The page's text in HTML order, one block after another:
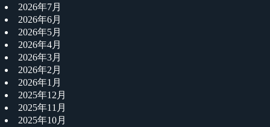
2026年7月
2026年6月
2026年5月
2026年4月
2026年3月
2026年2月
2026年1月
2025年12月
2025年11月
2025年10月